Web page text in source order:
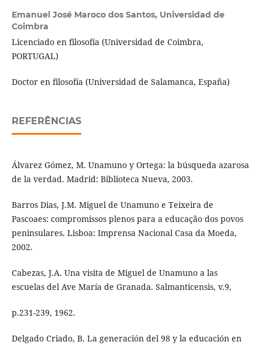
Emanuel José Maroco dos Santos, Universidad de
Coimbra
Licenciado en filosofía (Universidad de Coimbra,
PORTUGAL)
Doctor en filosofía (Universidad de Salamanca, España)
REFERÊNCIAS
Álvarez Gómez, M. Unamuno y Ortega: la búsqueda azarosa
de la verdad. Madrid: Biblioteca Nueva, 2003.
Barros Dias, J.M. Miguel de Unamuno e Teixeira de
Pascoaes: compromissos plenos para a educação dos povos
peninsulares. Lisboa: Imprensa Nacional Casa da Moeda,
2002.
Cabezas, J.A. Una visita de Miguel de Unamuno a las
escuelas del Ave María de Granada. Salmanticensis, v.9,
p.231-239, 1962.
Delgado Criado, B. La generación del 98 y la educación en